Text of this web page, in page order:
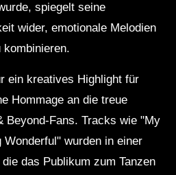
spiegelt seine
wider, emotionale Melodien
kombinieren.
ein kreatives Highlight für
Hommage an die treue
Beyond-Fans. Tracks wie "My
Wonderful" wurden in einer
das Publikum zum Tanzen